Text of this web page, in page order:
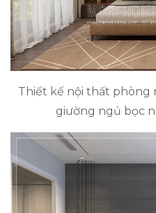
Thiết kế nội thất phòng
giường ngủ bọc